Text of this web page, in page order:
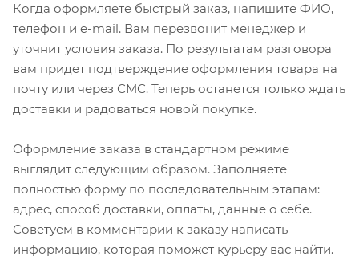
Когда оформляете быстрый заказ, напишите ФИО,
телефон и e-mail. Вам перезвонит менеджер и
уточнит условия заказа. По результатам разговора
вам придет подтверждение оформления товара на
почту или через СМС. Теперь останется только ждать
доставки и радоваться новой покупке.
Оформление заказа в стандартном режиме
выглядит следующим образом. Заполняете
полностью форму по последовательным этапам:
адрес, способ доставки, оплаты, данные о себе.
Советуем в комментарии к заказу написать
информацию, которая поможет курьеру вас найти.